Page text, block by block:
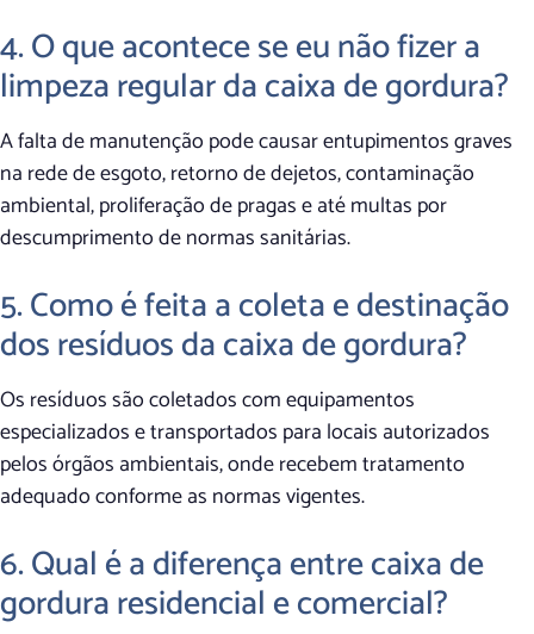
4. O que acontece se eu não fizer a
limpeza regular da caixa de gordura?
A falta de manutenção pode causar entupimentos graves
na rede de esgoto, retorno de dejetos, contaminação
ambiental, proliferação de pragas e até multas por
descumprimento de normas sanitárias.
5. Como é feita a coleta e destinação
dos resíduos da caixa de gordura?
Os resíduos são coletados com equipamentos
especializados e transportados para locais autorizados
pelos órgãos ambientais, onde recebem tratamento
adequado conforme as normas vigentes.
6. Qual é a diferença entre caixa de
gordura residencial e comercial?